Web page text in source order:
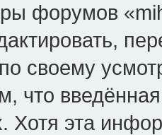
форумов
своему
что
Хотя эта